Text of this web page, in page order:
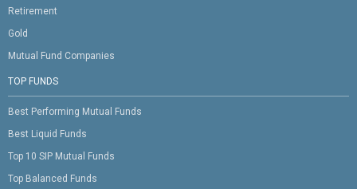
Retirement
Gold
Mutual Fund Companies
TOP FUNDS
Best Performing Mutual Funds
Best Liquid Funds
Top 10 SIP Mutual Funds
Top Balanced Funds